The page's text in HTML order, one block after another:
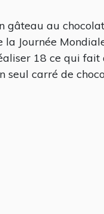
gâteau au
la Journée
18 ce qui
seul carré de